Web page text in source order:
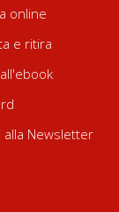
online
e ritira
alla Newsletter